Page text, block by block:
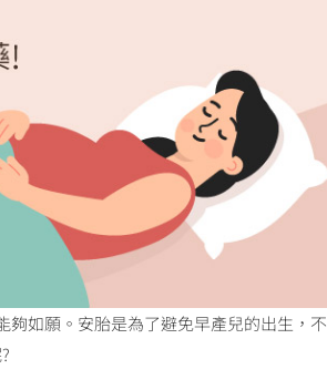
如願。安胎是為了避免早產兒的出生，不